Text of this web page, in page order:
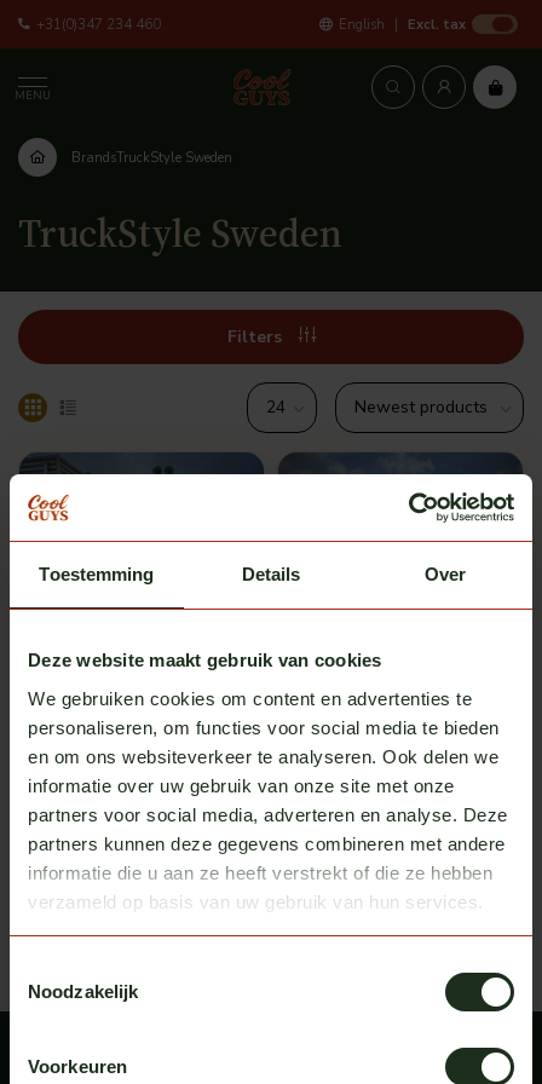
Toestemming Details Over
Deze website maakt gebruik van cookies
We gebruiken cookies om content en advertenties te
personaliseren, om functies voor social media te bieden
en om ons websiteverkeer te analyseren. Ook delen we
informatie over uw gebruik van onze site met onze
partners voor social media, adverteren en analyse. Deze
partners kunnen deze gegevens combineren met andere
informatie die u aan ze heeft verstrekt of die ze hebben
verzameld op basis van uw gebruik van hun services.
Noodzakelijk
Voorkeuren
+31(0)347 234 460 English Excl. tax
MENU
BrandsTruckStyle Sweden
TruckStyle Sweden
Filters
TruckStyle Sweden
NG
In stock
€ 625,00 Excl. tax
TruckStyle Sweden
Scania NG
In stock
€ 595,00 Excl. tax
Recently viewed Bekijk alle producten